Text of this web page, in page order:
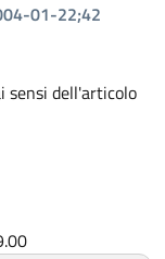
01-22;42
sensi dell'articolo